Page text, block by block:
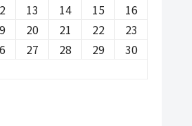
13 14 15
16
20 21 22
23
27 28 29
30